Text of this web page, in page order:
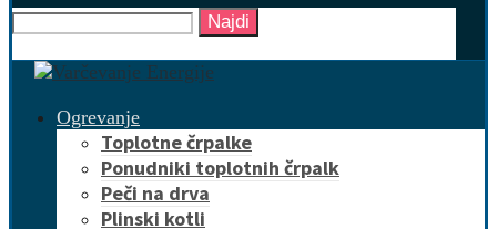
Najdi
Ogrevanje
Toplotne črpalke
Ponudniki toplotnih črpalk
Peči na drva
Plinski kotli